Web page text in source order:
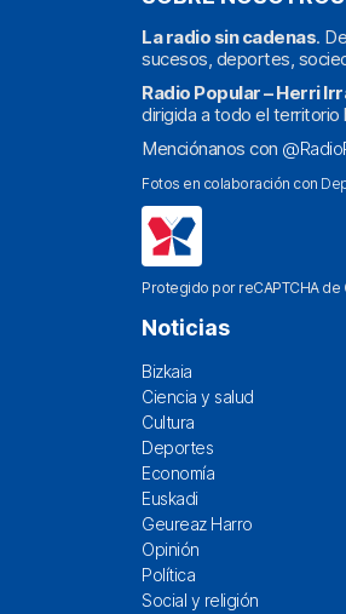
La radio sin cadenas.
sucesos, deportes,
Radio Popular – Herri
dirigida a todo el territorio
Menciónanos con
Fotos en colaboración con
Protegido por reCAPTCHA de
Noticias
Bizkaia
Ciencia y salud
Cultura
Deportes
Economía
Euskadi
Geureaz Harro
Opinión
Política
Social y religión